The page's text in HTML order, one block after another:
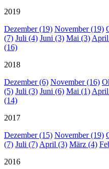
2019
Dezember (19) November (19)
(7) Juli (4) Juni (3) Mai (3)
(16)
2018
Dezember (6) November (16)
(5) Juli (3) Juni (6) Mai (1)
(14)
2017
Dezember (15) November (19)
(7) Juli (7) April (3) März (4)
2016